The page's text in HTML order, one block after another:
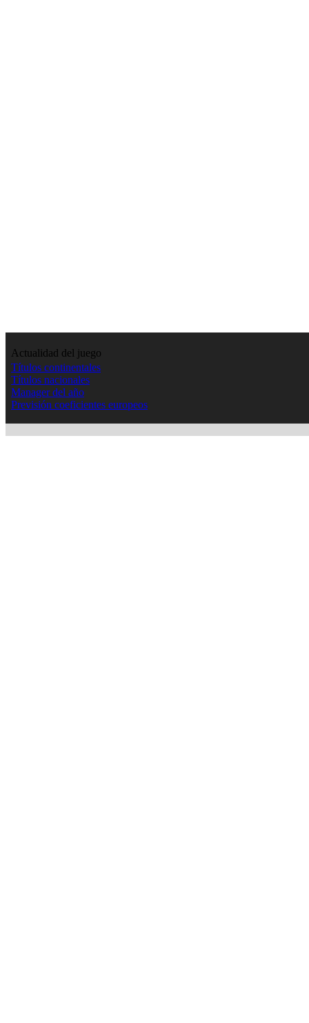
Actualidad del juego
Títulos continentales
Títulos nacionales
Manager del año
Previsión coeficientes europeos